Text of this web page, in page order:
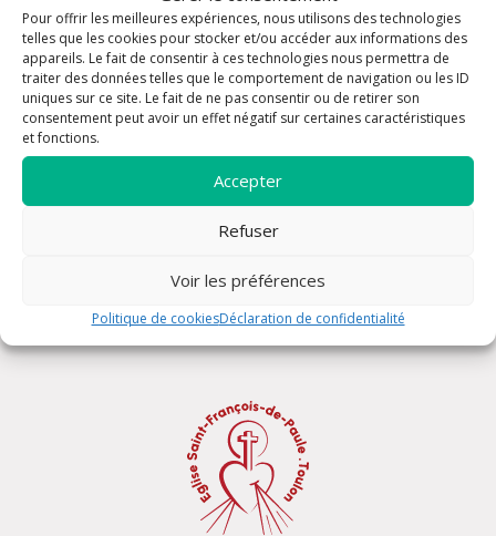
Pour offrir les meilleures expériences, nous utilisons des technologies
telles que les cookies pour stocker et/ou accéder aux informations des
appareils. Le fait de consentir à ces technologies nous permettra de
traiter des données telles que le comportement de navigation ou les ID
uniques sur ce site. Le fait de ne pas consentir ou de retirer son
consentement peut avoir un effet négatif sur certaines caractéristiques
et fonctions.
Accepter
Refuser
Voir les préférences
Politique de cookiesDéclaration de confidentialité
Heure de la Miséricorde